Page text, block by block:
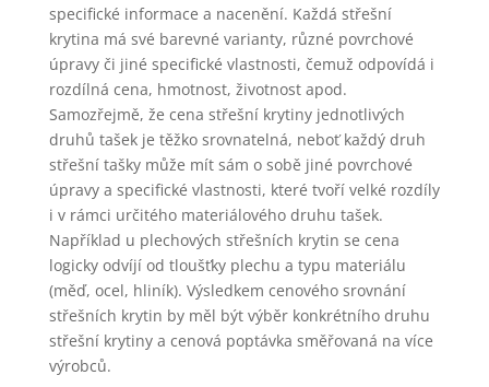
specifické informace a nacenění. Každá střešní
krytina má své barevné varianty, různé povrchové
úpravy či jiné specifické vlastnosti, čemuž odpovídá i
rozdílná cena, hmotnost, životnost apod.
Samozřejmě, že cena střešní krytiny jednotlivých
druhů tašek je těžko srovnatelná, neboť každý druh
střešní tašky může mít sám o sobě jiné povrchové
úpravy a specifické vlastnosti, které tvoří velké rozdíly
i v rámci určitého materiálového druhu tašek.
Například u plechových střešních krytin se cena
logicky odvíjí od tloušťky plechu a typu materiálu
(měď, ocel, hliník). Výsledkem cenového srovnání
střešních krytin by měl být výběr konkrétního druhu
střešní krytiny a cenová poptávka směřovaná na více
výrobců.